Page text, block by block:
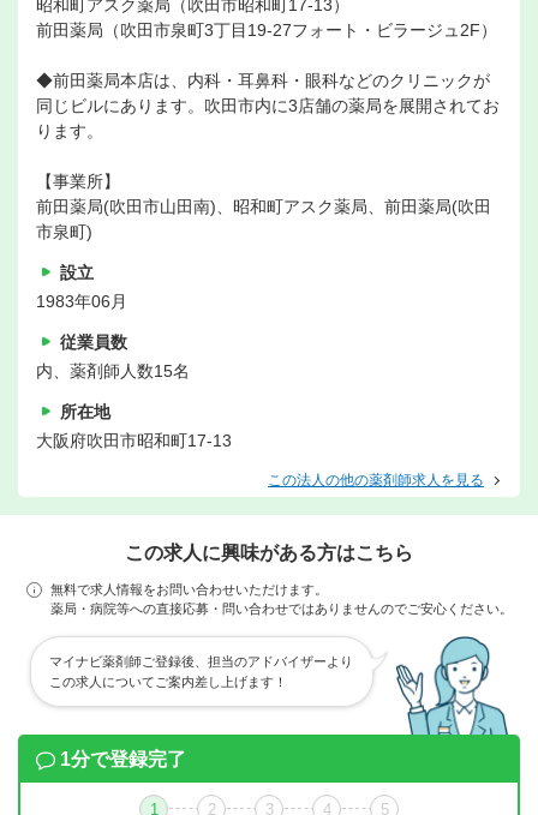
昭和町アスク薬局（吹田市昭和町17-13）
前田薬局（吹田市泉町3丁目19-27フォート・ビラージュ2F）
◆前田薬局本店は、内科・耳鼻科・眼科などのクリニックが
同じビルにあります。吹田市内に3店舗の薬局を展開されてお
ります。
【事業所】
前田薬局(吹田市山田南)、昭和町アスク薬局、前田薬局(吹田
市泉町)
設立
1983年06月
従業員数
内、薬剤師人数15名
所在地
大阪府吹田市昭和町17-13
この法人の他の薬剤師求人を見る
この求人に興味がある方はこちら
無料で求人情報をお問い合わせいただけます。
薬局・病院等への直接応募・問い合わせではありませんのでご安心ください。
マイナビ薬剤師ご登録後、担当のアドバイザーより
この求人についてご案内差し上げます！
1分で登録完了
1 2 3 4 5